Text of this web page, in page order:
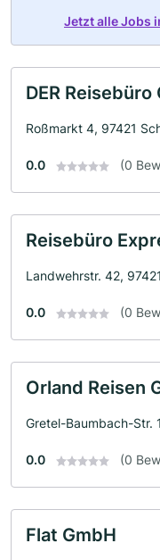
Jetzt alle Jobs
DER Reisebüro
Roßmarkt 4, 97421
0.0 (0
Reisebüro
Landwehrstr. 42,
0.0 (0
Orland Reisen
Gretel-Baumbach-Str.
0.0 (0
Flat GmbH